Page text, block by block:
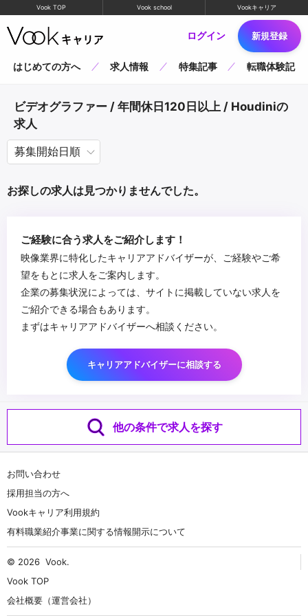
Vook TOP Vook school Vookキャリア
ログイン 新規登録
はじめての方へ 求人情報 特集記事 転職体験記
ビデオグラファー / 年間休日120日以上 / Houdiniの
求人
お探しの求人は見つかりませんでした。
ご経験に合う求人をご紹介します！
映像業界に特化したキャリアアドバイザーが、ご経験やご希
望をもとに求人をご案内します。
企業の募集状況によっては、サイトに掲載していない求人を
ご紹介できる場合もあります。
まずはキャリアアドバイザーへ相談ください。
キャリアアドバイザーに相談する
他の条件で求人を探す
お問い合わせ
採用担当の方へ
Vookキャリア利用規約
有料職業紹介事業に関する情報開示について
© 2026 Vook.
Vook TOP
会社概要（運営会社）